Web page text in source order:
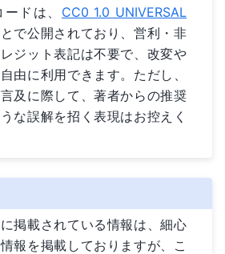
ドは、 CC0 1.0 UNIVERSAL
で公開されており、営利・非
ジット表記は不要で、改変や
由に利用できます。ただし、
及に際して、著者からの推奨
な誤解を招く表現はお控えく
掲載されている情報は、細心
報を掲載しておりますが、こ